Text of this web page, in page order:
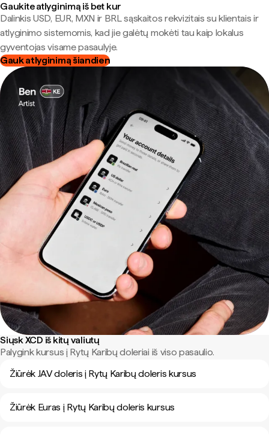
Gaukite atlyginimą iš bet kur
Dalinkis USD, EUR, MXN ir BRL sąskaitos rekvizitais su klientais ir
atlyginimo sistemomis, kad jie galėtų mokėti tau kaip lokalus
gyventojas visame pasaulyje.
Gauk atlyginimą šiandien
Siųsk XCD iš kitų valiutų
Palygink kursus į Rytų Karibų doleriai iš viso pasaulio.
Žiūrėk JAV doleris į Rytų Karibų doleris kursus
Žiūrėk Euras į Rytų Karibų doleris kursus